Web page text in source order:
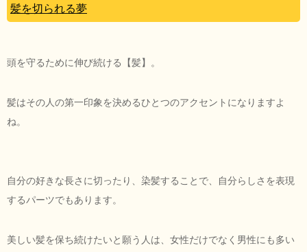
髪を切られる夢
頭を守るために伸び続ける【髪】。
髪はその人の第一印象を決めるひとつのアクセントになりますよ
ね。
自分の好きな長さに切ったり、染髪することで、自分らしさを表現
するパーツでもあります。
美しい髪を保ち続けたいと願う人は、女性だけでなく男性にも多い